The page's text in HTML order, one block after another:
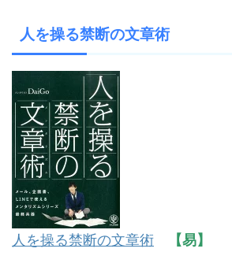
人を操る禁断の文章術
人を操る禁断の文章術 【易】